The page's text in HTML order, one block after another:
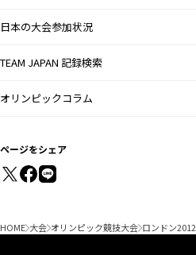
日本の大会参加状況
TEAM JAPAN 記録検索
オリンピックコラム
ページをシェア
HOME 大会 オリンピック競技大会 ロンドン2012